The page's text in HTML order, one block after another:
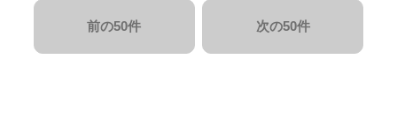
前の50件 次の50件